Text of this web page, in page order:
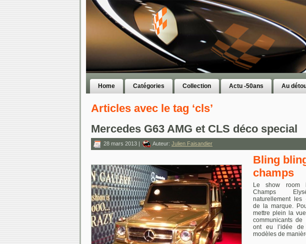
Home Catégories Collection Actu -50ans Au
Articles avec le tag ‘cls’
Mercedes G63 AMG et CLS déco special
28 mars 2013 | Auteur: Julien Faisandier
Bling
champs
Le show room
Champs
naturellement les
de la marque.
mettre plein la
communicants
ont eu l’idée de
modèles de